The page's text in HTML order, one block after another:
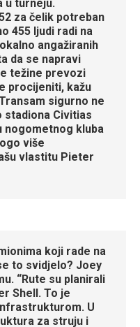
u turneju.
za čelik potreban
455 ljudi radi na
angažiranih
da se napravi
težine prevozi
procijeniti, kažu
sigurno ne
stadiona Civitias
nogometnog kluba
više
vlastitu Pieter
koji rade na
to svidjelo? Joey
“Rute su planirali
Shell. To je
U
za struju i